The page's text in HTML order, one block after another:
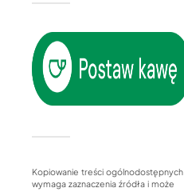
Kopiowanie treści ogólnodostępnych
wymaga zaznaczenia źródła i może